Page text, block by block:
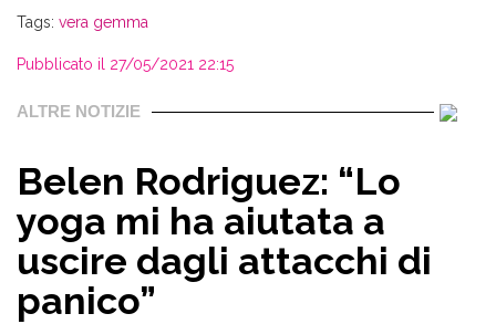
Tags: vera gemma
Pubblicato il 27/05/2021 22:15
ALTRE NOTIZIE
Belen Rodriguez: “Lo
yoga mi ha aiutata a
uscire dagli attacchi di
panico”